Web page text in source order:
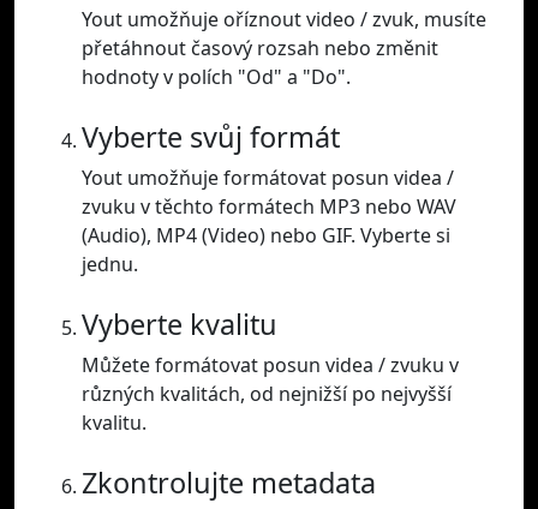
Yout umožňuje oříznout video / zvuk, musíte
přetáhnout časový rozsah nebo změnit
hodnoty v polích "Od" a "Do".
Vyberte svůj formát
Yout umožňuje formátovat posun videa /
zvuku v těchto formátech MP3 nebo WAV
(Audio), MP4 (Video) nebo GIF. Vyberte si
jednu.
Vyberte kvalitu
Můžete formátovat posun videa / zvuku v
různých kvalitách, od nejnižší po nejvyšší
kvalitu.
Zkontrolujte metadata